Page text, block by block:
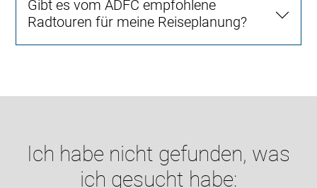
Gibt es vom ADFC empfohlene
Radtouren für meine Reiseplanung?
Ich habe nicht gefunden, was
ich gesucht habe: